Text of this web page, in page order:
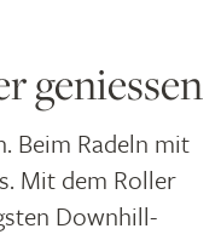
geniessen
Beim Radeln mit
Mit dem Roller
Downhill-